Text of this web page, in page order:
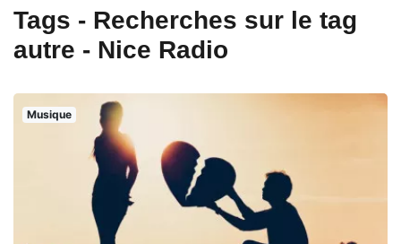
Tags - Recherches sur le tag
autre - Nice Radio
Musique